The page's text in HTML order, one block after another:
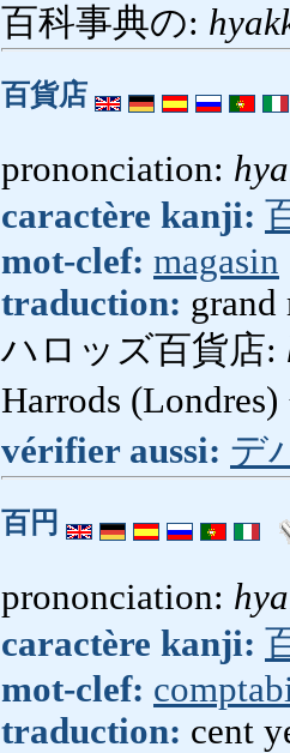
百科事典の:
百貨店
prononciation:
caractère kanji:
mot-clef: magasin
traduction: grand
ハロッズ百貨店:
Harrods
vérifier aussi: デ
百円
prononciation:
caractère kanji:
mot-clef:
traduction: cent